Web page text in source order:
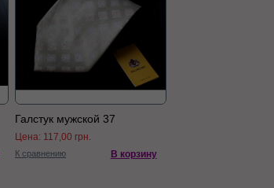
Галстук мужской 37
Цена: 117,00 грн.
К сравнению В корзину